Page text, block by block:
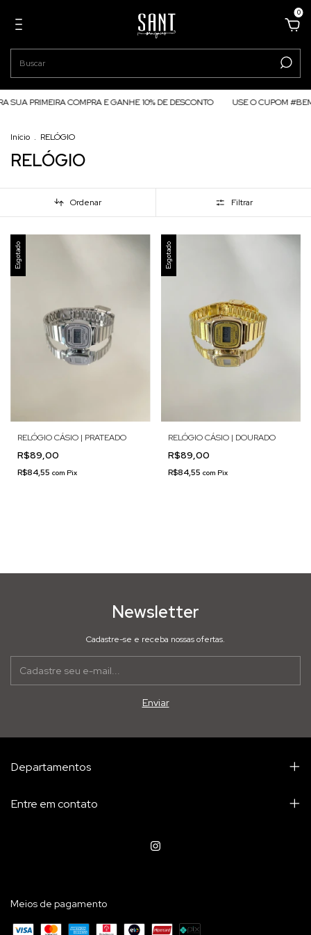
0
PRIMEIRA COMPRA E GANHE 10% DE DESCONTO USE O CUPOM
Início . RELÓGIO
RELÓGIO
Ordenar Filtrar
Esgotado
RELÓGIO CÁSIO | PRATEADO
R$89,00
R$84,55 com Pix
Esgotado
RELÓGIO CÁSIO | DOURADO
R$89,00
R$84,55 com Pix
Newsletter
Cadastre-se e receba nossas ofertas.
Departamentos
Entre em contato
Meios de pagamento